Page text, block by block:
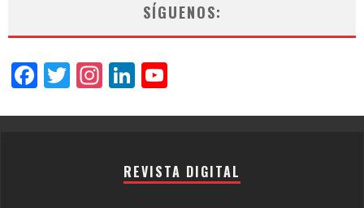
SÍGUENOS:
Facebook
Twitter
Instagram
LinkedIn
REVISTA DIGITAL